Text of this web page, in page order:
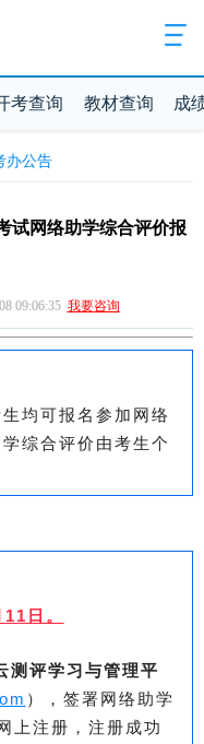
考查询 教材查询 成
办公告
试网络助学综合评价报
09:06:35 我要咨询
均可报名参加网络
综合评价由考生个
日。
测评学习与管理平
），签署网络助学
上注册，注册成功